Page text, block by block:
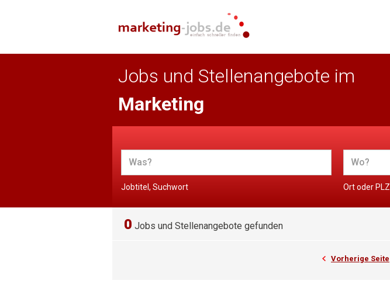
Jobs und Stellenangebote im
Marketing
Jobtitel, Suchwort Ort oder PLZ
0 Jobs und Stellenangebote gefunden
Vorherige Seite